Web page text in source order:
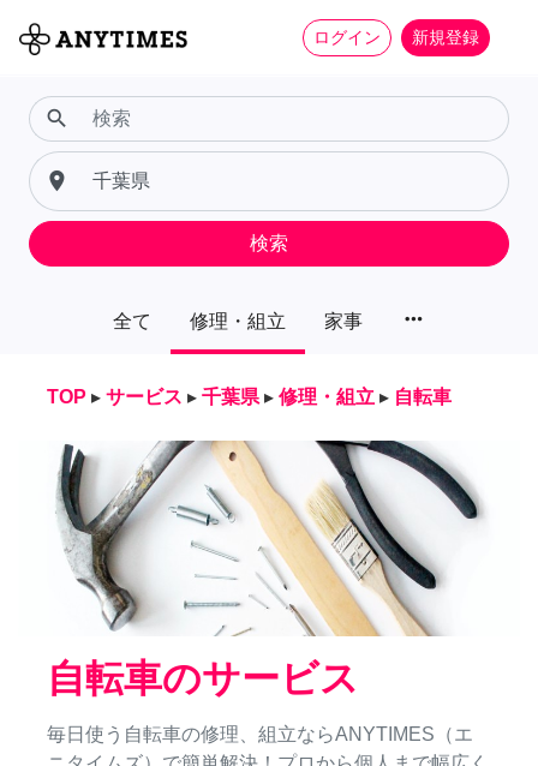
ログイン 新規登録
全て 修理・組立 家事 more_horiz
search
place
検索
TOP ▸ サービス ▸ 千葉県 ▸ 修理・組立 ▸ 自転車
自転車のサービス
毎日使う自転車の修理、組立ならANYTIMES（エ